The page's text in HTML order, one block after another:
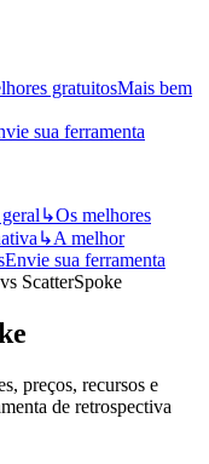
gratuitosMais bem
sua ferramenta
↳Os melhores
↳A melhor
Envie sua ferramenta
ScatterSpoke
preços, recursos e
de retrospectiva